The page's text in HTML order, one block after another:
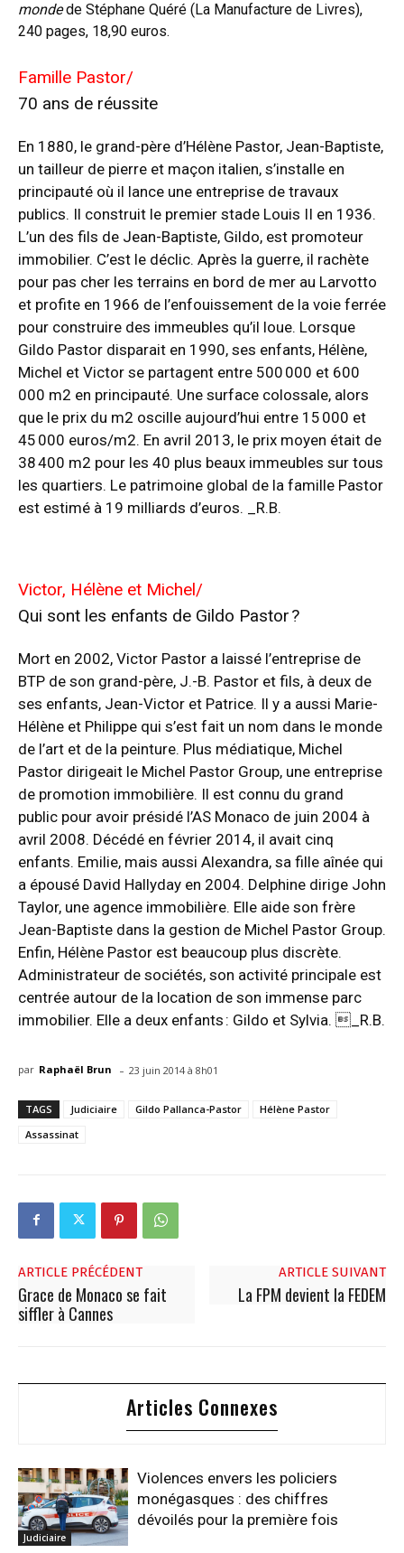
mondede Stéphane Quéré (La Manufacture de Livres),
240 pages, 18,90 euros.
Famille Pastor/
70 ans de réussite
En 1880, le grand-père d’Hélène Pastor, Jean-Baptiste,
un tailleur de pierre et maçon italien, s’installe en
principauté où il lance une entreprise de travaux
publics. Il construit le premier stade Louis II en 1936.
L’un des fils de Jean-Baptiste, Gildo, est promoteur
immobilier. C’est le déclic. Après la guerre, il rachète
pour pas cher les terrains en bord de mer au Larvotto
et profite en 1966 de l’enfouissement de la voie ferrée
pour construire des immeubles qu’il loue. Lorsque
Gildo Pastor disparait en 1990, ses enfants, Hélène,
Michel et Victor se partagent entre 500 000 et 600
000 m2 en principauté. Une surface colossale, alors
que le prix du m2 oscille aujourd’hui entre 15 000 et
45 000 euros/m2. En avril 2013, le prix moyen était de
38 400 m2 pour les 40 plus beaux immeubles sur tous
les quartiers. Le patrimoine global de la famille Pastor
est estimé à 19 milliards d’euros. _R.B.
Victor, Hélène et Michel/
Qui sont les enfants de Gildo Pastor ?
Mort en 2002, Victor Pastor a laissé l’entreprise de
BTP de son grand-père, J.-B. Pastor et fils, à deux de
ses enfants, Jean-Victor et Patrice. Il y a aussi Marie-
Hélène et Philippe qui s’est fait un nom dans le monde
de l’art et de la peinture. Plus médiatique, Michel
Pastor dirigeait le Michel Pastor Group, une entreprise
de promotion immobilière. Il est connu du grand
public pour avoir présidé l’AS Monaco de juin 2004 à
avril 2008. Décédé en février 2014, il avait cinq
enfants. Emilie, mais aussi Alexandra, sa fille aînée qui
a épousé David Hallyday en 2004. Delphine dirige John
Taylor, une agence immobilière. Elle aide son frère
Jean-Baptiste dans la gestion de Michel Pastor Group.
Enfin, Hélène Pastor est beaucoup plus discrète.
Administrateur de sociétés, son activité principale est
centrée autour de la location de son immense parc
immobilier. Elle a deux enfants : Gildo et Sylvia. _R.B.
par Raphaël Brun - 23 juin 2014 à 8h01
TAGS Judiciaire Gildo Pallanca-Pastor
Hélène Pastor
Assassinat
ARTICLE PRÉCÉDENT
Grace de Monaco se fait
siffler à Cannes
ARTICLE SUIVANT
La FPM devient la FEDEM
Articles Connexes
Judiciaire
Violences envers les policiers
monégasques : des chiffres
dévoilés pour la première fois